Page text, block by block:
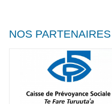
NOS PARTENAIRES